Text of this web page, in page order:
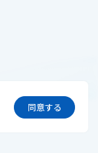
同意する